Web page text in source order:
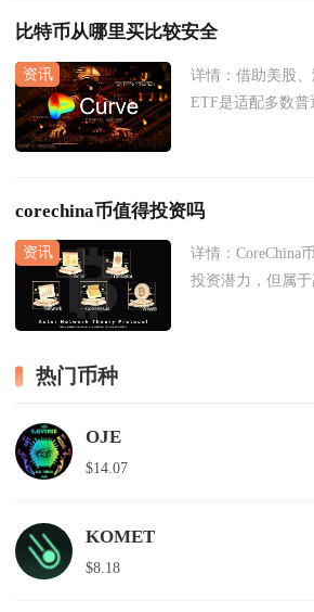
比特币从哪里买比较安全
详情： 借助美股
ETF是适配多数普
corechina币值得投资吗
详情： CoreChina
投资潜力，但属
热门币种
OJE
$14.07
KOMET
$8.18